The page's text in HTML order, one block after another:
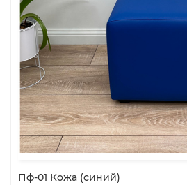
Пф-01 Кожа (синий)